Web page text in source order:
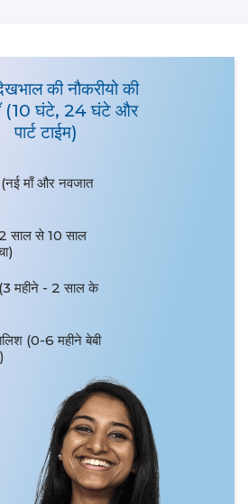
की नौकरीयो की
(10 घंटे, 24 घंटे और
पार्ट टाईम)
माँ और नवजात
साल से 10 साल
महीने - 2 साल के
(0-6 महीने बेबी